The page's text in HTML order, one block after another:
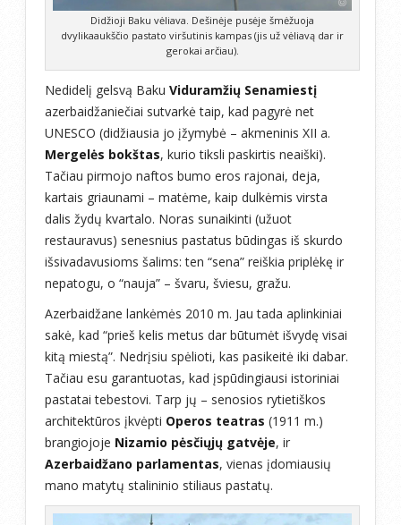
Didžioji Baku vėliava. Dešinėje pusėje šmėžuoja
dvylikaaukščio pastato viršutinis kampas (jis už vėliavą dar ir
gerokai arčiau).
Nedidelį gelsvą Baku Viduramžių Senamiestį
azerbaidžaniečiai sutvarkė taip, kad pagyrė net
UNESCO (didžiausia jo įžymybė – akmeninis XII a.
Mergelės bokštas, kurio tiksli paskirtis neaiški).
Tačiau pirmojo naftos bumo eros rajonai, deja,
kartais griaunami – matėme, kaip dulkėmis virsta
dalis žydų kvartalo. Noras sunaikinti (užuot
restauravus) senesnius pastatus būdingas iš skurdo
išsivadavusioms šalims: ten “sena” reiškia priplėkę ir
nepatogu, o “nauja” – švaru, šviesu, gražu.
Azerbaidžane lankėmės 2010 m. Jau tada aplinkiniai
sakė, kad “prieš kelis metus dar būtumėt išvydę visai
kitą miestą”. Nedrįsiu spėlioti, kas pasikeitė iki dabar.
Tačiau esu garantuotas, kad įspūdingiausi istoriniai
pastatai tebestovi. Tarp jų – senosios rytietiškos
architektūros įkvėpti Operos teatras (1911 m.)
brangiojoje Nizamio pėsčiųjų gatvėje, ir
Azerbaidžano parlamentas, vienas įdomiausių
mano matytų stalininio stiliaus pastatų.